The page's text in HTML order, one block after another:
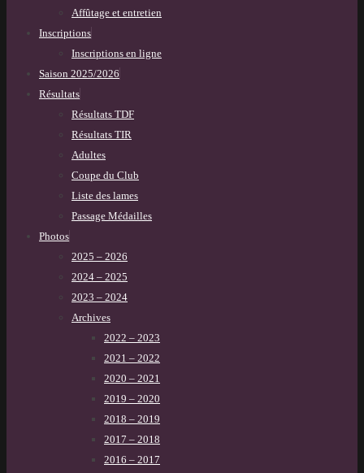
Affûtage et entretien
Inscriptions
Inscriptions en ligne
Saison 2025/2026
Résultats
Résultats TDF
Résultats TIR
Adultes
Coupe du Club
Liste des lames
Passage Médailles
Photos
2025 – 2026
2024 – 2025
2023 – 2024
Archives
2022 – 2023
2021 – 2022
2020 – 2021
2019 – 2020
2018 – 2019
2017 – 2018
2016 – 2017